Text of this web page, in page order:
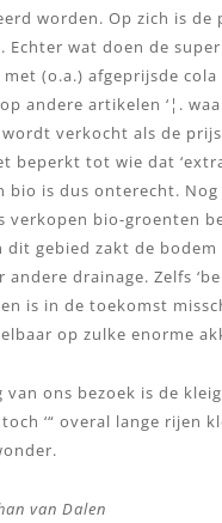
worden. Op zich is de
Echter wat doen de
(o.a.) afgeprijsde cola
andere artikelen ‘¦.
verkocht als de
beperkt tot wie dat
bio is dus onterecht. Nog
verkopen bio-groenten
dit gebied zakt de
andere drainage. Zelfs
is in de toekomst
op zulke enorme
van ons bezoek is de
‘“ overal lange rijen
van Dalen